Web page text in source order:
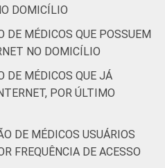
36 a 50
anos
mais
95
Interior 99
DOMICÍLIO
DE MÉDICOS QUE POSSUEM
NO DOMICÍLIO
DE MÉDICOS QUE JÁ
POR ÚLTIMO
DE MÉDICOS USUÁRIOS
FREQUÊNCIA DE ACESSO